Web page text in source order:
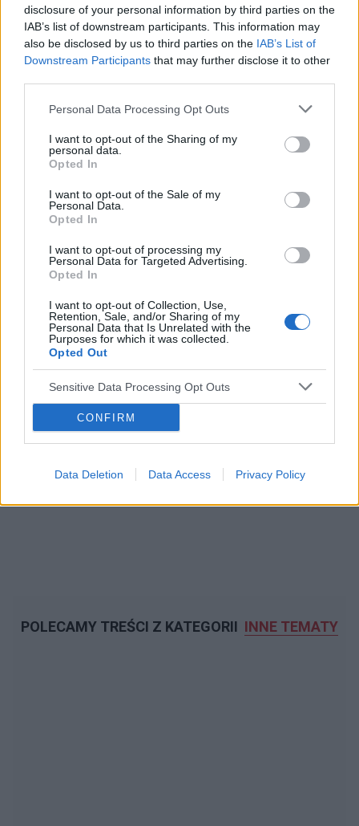
disclosure of your personal information by third parties on the
IAB’s list of downstream participants. This information may
also be disclosed by us to third parties on the IAB’s List of
Downstream Participants that may further disclose it to other
Personal Data Processing Opt Outs
I want to opt-out of the Sharing of my
personal data.
Opted In
I want to opt-out of the Sale of my
Personal Data.
Opted In
I want to opt-out of processing my
Personal Data for Targeted Advertising.
Opted In
I want to opt-out of Collection, Use,
Retention, Sale, and/or Sharing of my
Personal Data that Is Unrelated with the
Purposes for which it was collected.
Opted Out
Sensitive Data Processing Opt Outs
CONFIRM
Data Deletion Data Access Privacy Policy
Reklama:
POLECAMY TREŚCI Z KATEGORII INNE TEMATY